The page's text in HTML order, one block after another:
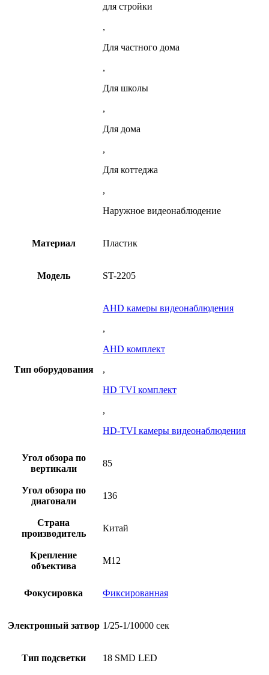
для стройки
,
Для частного дома
,
Для школы
,
Для дома
,
Для коттеджа
,
Наружное видеонаблюдение
Материал Пластик
Модель ST-2205
Тип оборудования
AHD камеры видеонаблюдения
,
AHD комплект
,
HD TVI комплект
,
HD-TVI камеры видеонаблюдения
Угол обзора по
вертикали
85
Угол обзора по
диагонали
136
Страна
производитель
Китай
Крепление
объектива
M12
Фокусировка Фиксированная
Электронный затвор 1/25-1/10000 сек
Тип подсветки 18 SMD LED